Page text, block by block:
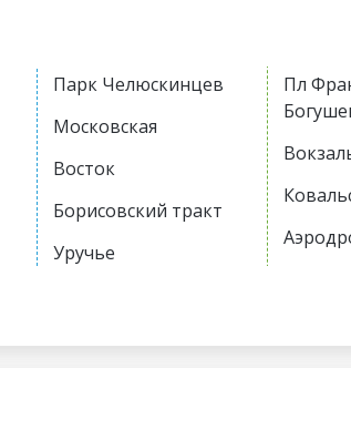
Парк Челюскинцев
Московская
Восток
Борисовский тракт
Уручье
Пл